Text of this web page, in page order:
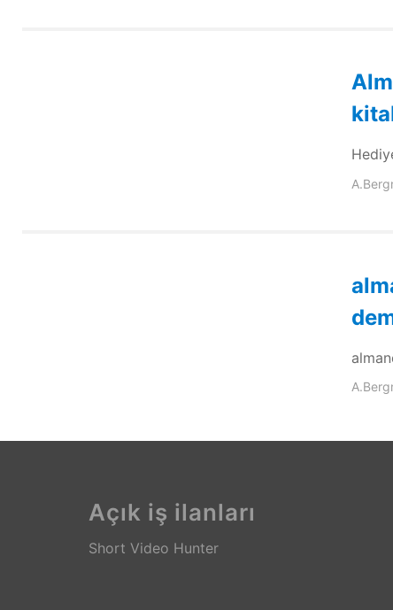
Açık iş ilanları
Short Video Hunter